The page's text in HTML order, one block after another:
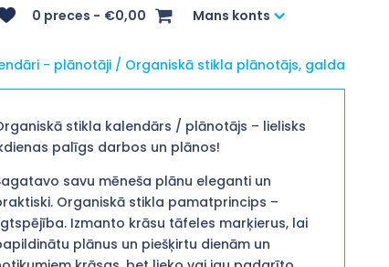
Mans konts
0 preces €0,00
- plānotāji / Organiskā stikla plānotājs, galda
stikla kalendārs / plānotājs – lielisks
palīgs darbos un plānos!
savu mēneša plānu eleganti un
Organiskā stikla pamatprincips –
Izmanto krāsu tāfeles marķierus, lai
plānus un piešķirtu dienām un